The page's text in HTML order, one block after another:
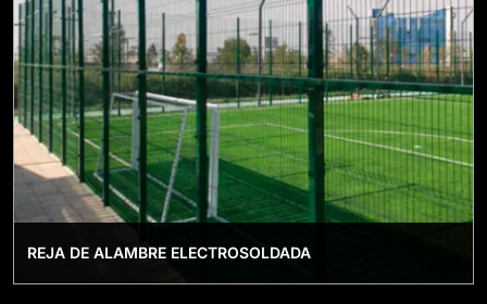
REJA DE ALAMBRE ELECTROSOLDADA